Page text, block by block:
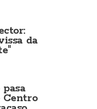
da
Centro